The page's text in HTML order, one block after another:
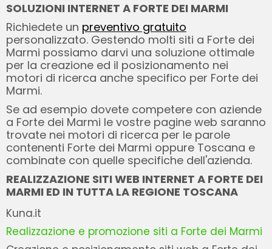
SOLUZIONI INTERNET A FORTE DEI MARMI
Richiedete un preventivo gratuito
personalizzato. Gestendo molti siti a Forte dei
Marmi possiamo darvi una soluzione ottimale
per la creazione ed il posizionamento nei
motori di ricerca anche specifico per Forte dei
Marmi.
Se ad esempio dovete competere con aziende
a Forte dei Marmi le vostre pagine web saranno
trovate nei motori di ricerca per le parole
contenenti Forte dei Marmi oppure Toscana e
combinate con quelle specifiche dell'azienda.
REALIZZAZIONE SITI WEB INTERNET A FORTE DEI
MARMI ED IN TUTTA LA REGIONE TOSCANA
Kuna.it
Realizzazione e promozione siti a Forte dei Marmi